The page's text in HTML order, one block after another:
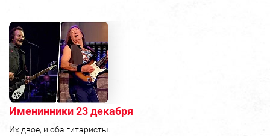
Именинники 23 декабря
Их двое, и оба гитаристы.